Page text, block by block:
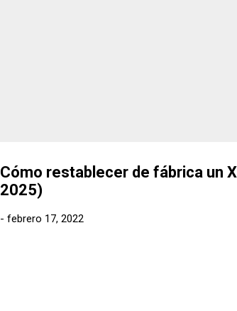
Cómo restablecer de fábrica un
2025)
- febrero 17, 2022